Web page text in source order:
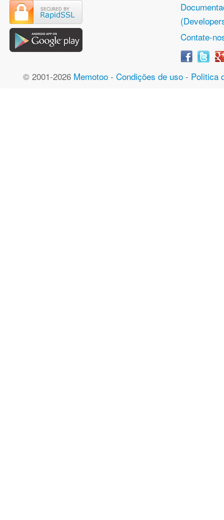
Contate-
© 2001-2026 Memotoo - Condições de uso - Politica